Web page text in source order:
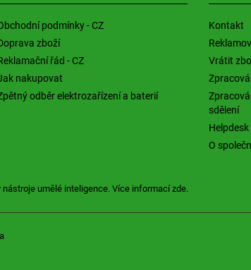
podmínky - CZ
zboží
řád - CZ
nakupovat
odběr elektrozařízení a baterií
Kontakt
Vrátit
sdělení
Helpdesk
O
nástroje umělé inteligence. Více informacízde.